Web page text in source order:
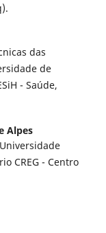
das
de
- Saúde,
Alpes
CREG - Centro